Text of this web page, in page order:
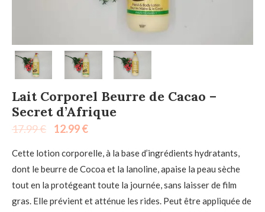
Lait Corporel Beurre de Cacao –
Secret d’Afrique
17.99€ 12.99€
Cette lotion corporelle, à la base d’ingrédients hydratants,
dont le beurre de Cocoa et la lanoline, apaise la peau sèche
tout en la protégeant toute la journée, sans laisser de film
gras. Elle prévient et atténue les rides. Peut être appliquée de